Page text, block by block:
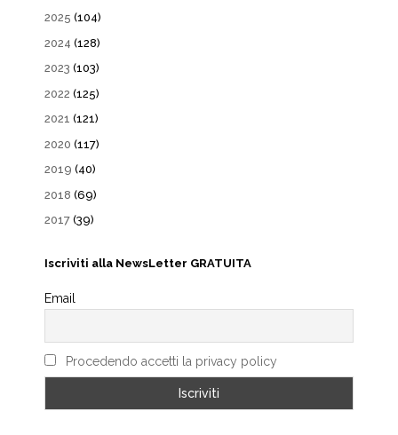
2025 (104)
2024 (128)
2023 (103)
2022 (125)
2021 (121)
2020 (117)
2019 (40)
2018 (69)
2017 (39)
Iscriviti alla NewsLetter GRATUITA
Email
Procedendo accetti la privacy policy